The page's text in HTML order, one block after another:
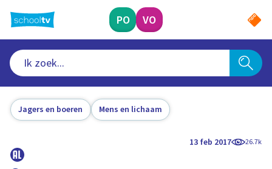
naar
hoofdinhoud
PO VO
Jagers en boeren Mens en lichaam
13 feb 2017 26.7k